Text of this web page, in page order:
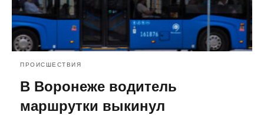
ПРОИСШЕСТВИЯ
В Воронеже водитель
маршрутки выкинул